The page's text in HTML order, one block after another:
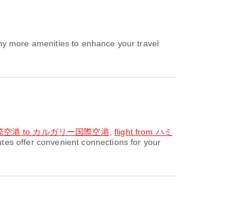
more amenities to enhance your travel
港 to カルガリー国際空港,flight from ハミ
offer convenient connections for your